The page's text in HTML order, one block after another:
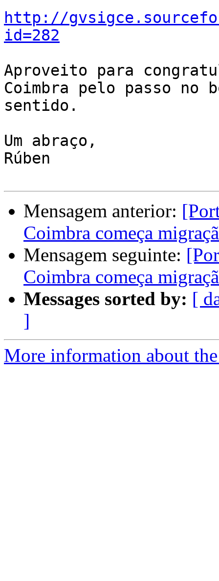
http://
id=282
Aproveito para
Coimbra pelo passo no
sentido.
Um abraço,
Rúben
Mensagem anterior:
Coimbra começa
Mensagem seguinte:
Coimbra começa
Messages sorted by: [
]
More information about